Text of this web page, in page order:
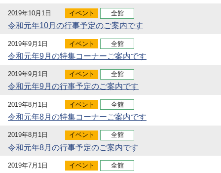
2019年10月1日 イベント 全館
令和元年10月の行事予定のご案内です
2019年9月1日 イベント 全館
令和元年9月の特集コーナーご案内です
2019年9月1日 イベント 全館
令和元年9月の行事予定のご案内です
2019年8月1日 イベント 全館
令和元年8月の特集コーナーご案内です
2019年8月1日 イベント 全館
令和元年8月の行事予定のご案内です
2019年7月1日 イベント 全館